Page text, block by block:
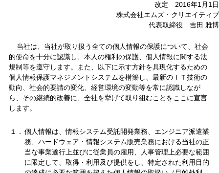
改定 2016年1月1日
株式会社エムズ・クリエイティブ
代表取締役 吉田 雅博
当社は、当社が取り扱う全ての個人情報の保護について、社会
的使命を十分に認識し、本人の権利の保護、個人情報に関する法
規制等を遵守します。また、以下に示す方針を具現化するための
個人情報保護マネジメントシステムを構築し、最新のＩＴ技術の
動向、社会的要請の変化、経営環境の変動等を常に認識しなが
ら、その継続的改善に、全社を挙げて取り組むことをここに宣言
します。
１． 個人情報は、情報システム受託開発業務、エンジニア派遣業
務、ハードウェア・情報システム販売業務における当社の正
当な事業遂行上並びに従業員の雇用、人事管理上必要な範囲
に限定して、取得・利用及び提供をし、特定された利用目的